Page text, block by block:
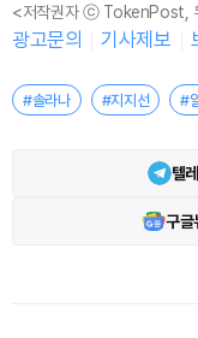
<저작권자 ⓒ TokenPost,
광고문의 기사제보
#솔라나 #지지선 #
텔
구글